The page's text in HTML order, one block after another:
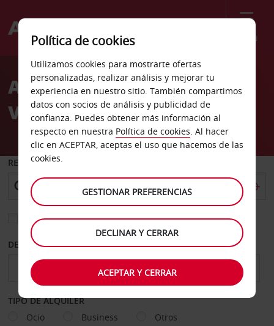
Menú
Welcome
AvisAlquiler de coches Milano
Via Gessi
RECOGER EN
Elegir otra oficina de devolución
DESDE HASTA
TIPO DE ALQUILER
Ocio
Business Otros
Política de cookies
Utilizamos cookies para mostrarte ofertas
personalizadas, realizar análisis y mejorar tu
experiencia en nuestro sitio. También compartimos
datos con socios de análisis y publicidad de
confianza. Puedes obtener más información al
respecto en nuestra Política de cookies. Al hacer
clic en ACEPTAR, aceptas el uso que hacemos de las
cookies.
GESTIONAR PREFERENCIAS
DECLINAR Y CERRAR
ACEPTAR Y CERRAR